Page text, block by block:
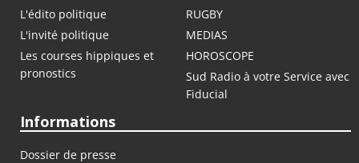
L'édito politique
RUGBY
L'invité politique
MEDIAS
Les courses hippiques et
pronostics
HOROSCOPE
Sud Radio à votre Service avec
Fiducial
Informations
Dossier de presse